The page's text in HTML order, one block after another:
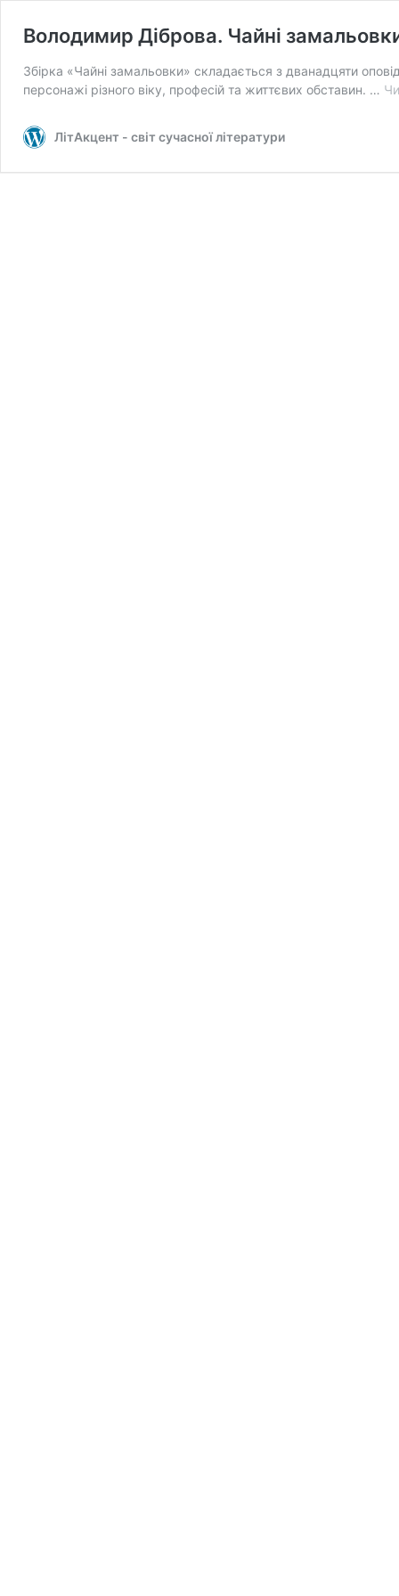
Володимир Діброва. Чайні
Збірка «Чайні замальовки» складається з дванадцяти
персонажі різного віку, професій та життєвих обставин. …
ЛітАкцент - світ сучасної літератури